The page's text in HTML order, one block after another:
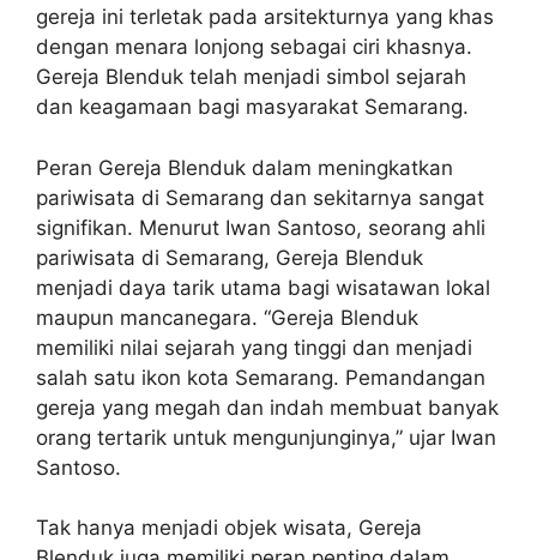
gereja ini terletak pada arsitekturnya yang khas
dengan menara lonjong sebagai ciri khasnya.
Gereja Blenduk telah menjadi simbol sejarah
dan keagamaan bagi masyarakat Semarang.
Peran Gereja Blenduk dalam meningkatkan
pariwisata di Semarang dan sekitarnya sangat
signifikan. Menurut Iwan Santoso, seorang ahli
pariwisata di Semarang, Gereja Blenduk
menjadi daya tarik utama bagi wisatawan lokal
maupun mancanegara. “Gereja Blenduk
memiliki nilai sejarah yang tinggi dan menjadi
salah satu ikon kota Semarang. Pemandangan
gereja yang megah dan indah membuat banyak
orang tertarik untuk mengunjunginya,” ujar Iwan
Santoso.
Tak hanya menjadi objek wisata, Gereja